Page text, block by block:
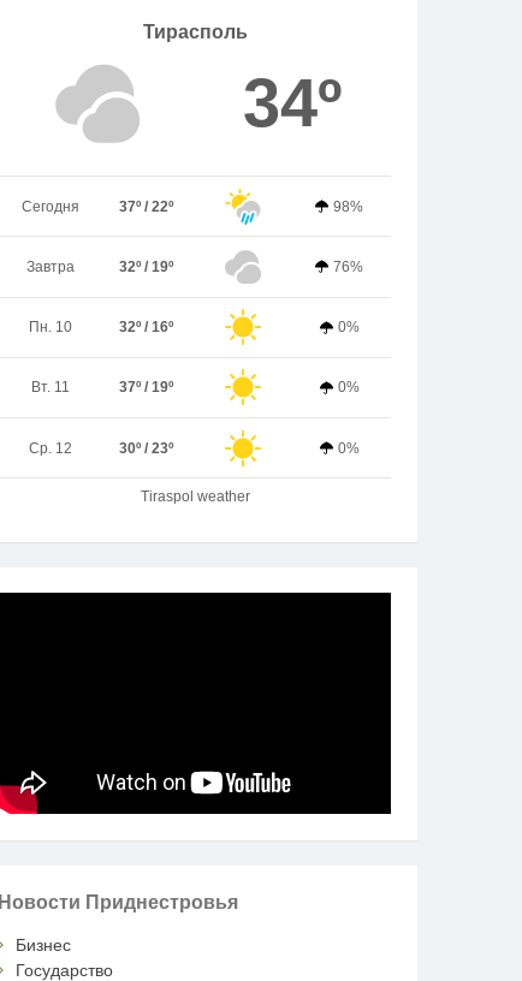
Тирасполь
34º
Сегодня 37º / 22º 98%
Завтра 32º / 19º 76%
Пн. 10 32º / 16º 0%
Вт. 11 37º / 19º 0%
Ср. 12 30º / 23º 0%
Tiraspol weather
Новости Приднестровья
Бизнес
Государство